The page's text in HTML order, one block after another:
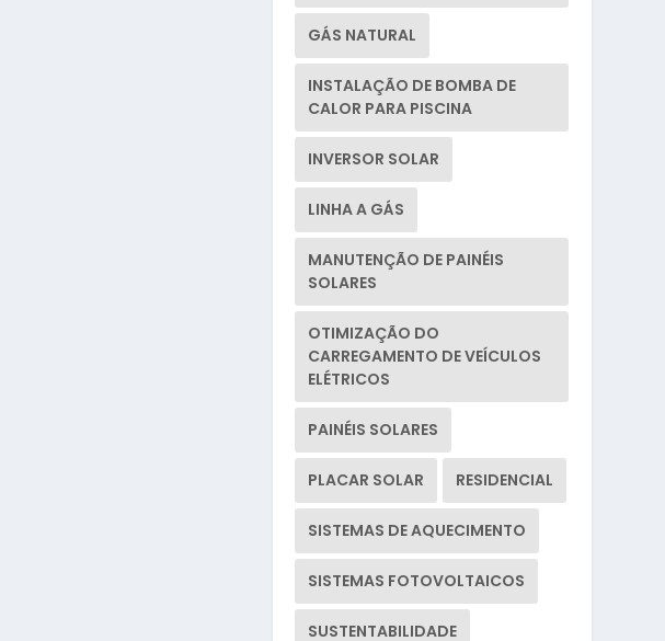
GÁS NATURAL
INSTALAÇÃO DE BOMBA DE
CALOR PARA PISCINA
INVERSOR SOLAR
LINHA A GÁS
MANUTENÇÃO DE PAINÉIS
SOLARES
OTIMIZAÇÃO DO
CARREGAMENTO DE VEÍCULOS
ELÉTRICOS
PAINÉIS SOLARES
PLACAR SOLAR RESIDENCIAL
SISTEMAS DE AQUECIMENTO
SISTEMAS FOTOVOLTAICOS
SUSTENTABILIDADE